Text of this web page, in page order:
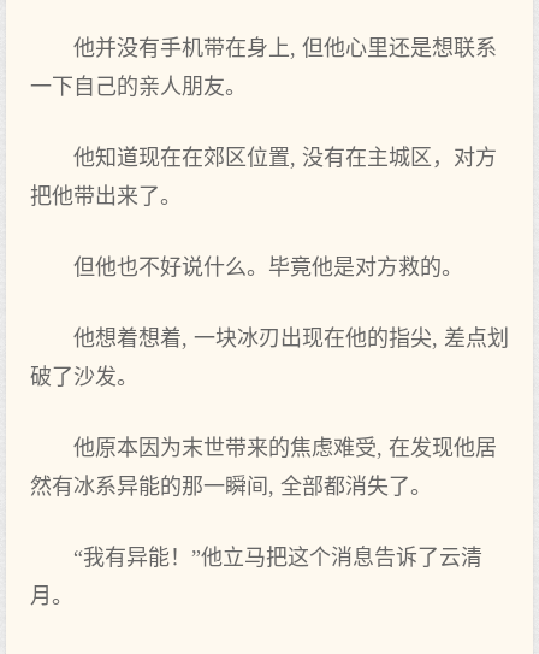
他并没有手机带在身上, 但他心里还是想联系
一下自己的亲人朋友。
他知道现在在郊区位置, 没有在主城区，对方
把他带出来了。
但他也不好说什么。毕竟他是对方救的。
他想着想着, 一块冰刃出现在他的指尖, 差点划
破了沙发。
他原本因为末世带来的焦虑难受, 在发现他居
然有冰系异能的那一瞬间, 全部都消失了。
“我有异能！”他立马把这个消息告诉了云清
月。